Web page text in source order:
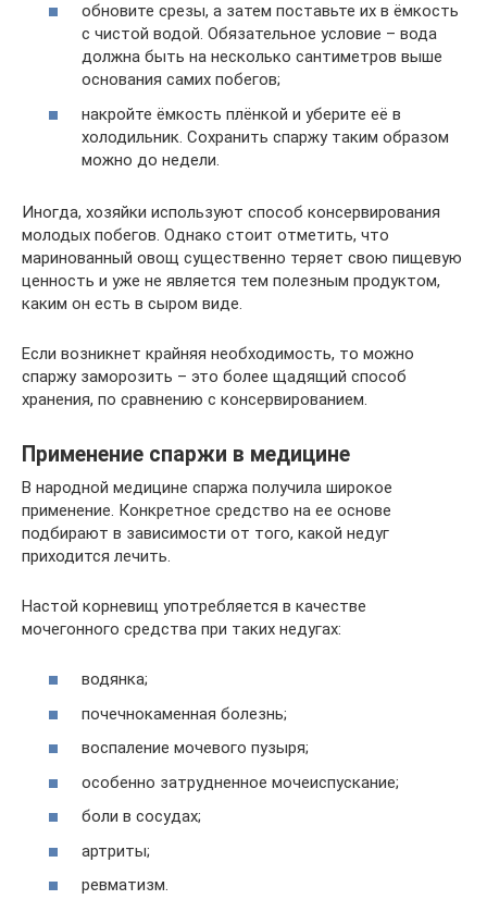
обновите срезы, а затем поставьте их в ёмкость
с чистой водой. Обязательное условие – вода
должна быть на несколько сантиметров выше
основания самих побегов;
накройте ёмкость плёнкой и уберите её в
холодильник. Сохранить спаржу таким образом
можно до недели.
Иногда, хозяйки используют способ консервирования
молодых побегов. Однако стоит отметить, что
маринованный овощ существенно теряет свою пищевую
ценность и уже не является тем полезным продуктом,
каким он есть в сыром виде.
Если возникнет крайняя необходимость, то можно
спаржу заморозить – это более щадящий способ
хранения, по сравнению с консервированием.
Применение спаржи в медицине
В народной медицине спаржа получила широкое
применение. Конкретное средство на ее основе
подбирают в зависимости от того, какой недуг
приходится лечить.
Настой корневищ употребляется в качестве
мочегонного средства при таких недугах:
водянка;
почечнокаменная болезнь;
воспаление мочевого пузыря;
особенно затрудненное мочеиспускание;
боли в сосудах;
артриты;
ревматизм.